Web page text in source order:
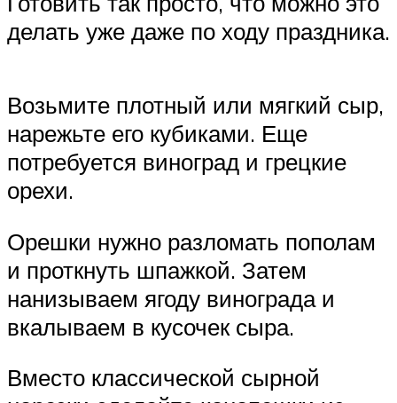
делать уже даже по ходу праздника.
Возьмите плотный или мягкий сыр,
нарежьте его кубиками. Еще
потребуется виноград и грецкие
орехи.
Орешки нужно разломать пополам
и проткнуть шпажкой. Затем
нанизываем ягоду винограда и
вкалываем в кусочек сыра.
Вместо классической сырной